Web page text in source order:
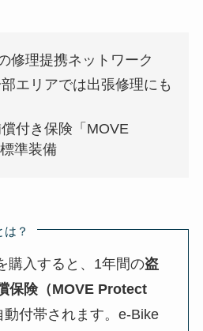
修理提携ネットワーク
エリアでは出張修理にも
付き保険「MOVE
準装備
？
購入すると、1年間の盗
保険（MOVE Protect
動付帯されます。e-Bike